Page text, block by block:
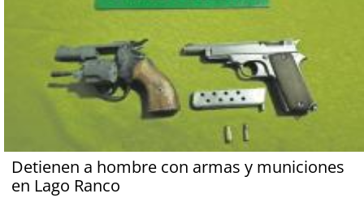
Detienen a hombre con armas y municiones
en Lago Ranco